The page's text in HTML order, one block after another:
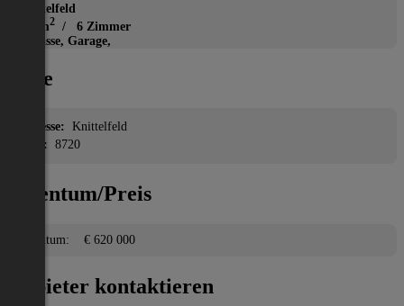
Knittelfeld
274 m2 / 6 Zimmer
Terrasse, Garage,
Lage
Adresse: Knittelfeld
PLZ:
8720
Eigentum/Preis
Eigentum: € 620 000
Anbieter kontaktieren